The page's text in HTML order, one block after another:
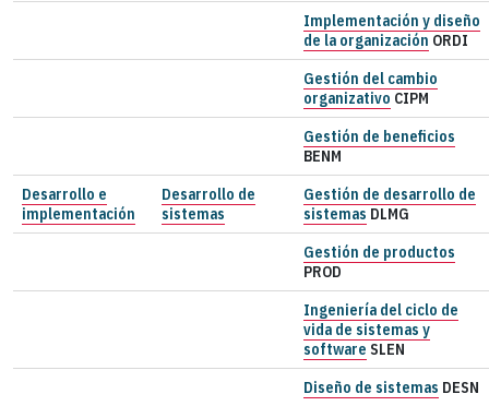
Implementación y diseño
de la organización ORDI
Gestión del cambio
organizativo CIPM
Gestión de beneficios
BENM
Desarrollo e
implementación
Desarrollo de
sistemas
Gestión de desarrollo de
sistemas DLMG
Gestión de productos
PROD
Ingeniería del ciclo de
vida de sistemas y
software SLEN
Diseño de sistemas DESN